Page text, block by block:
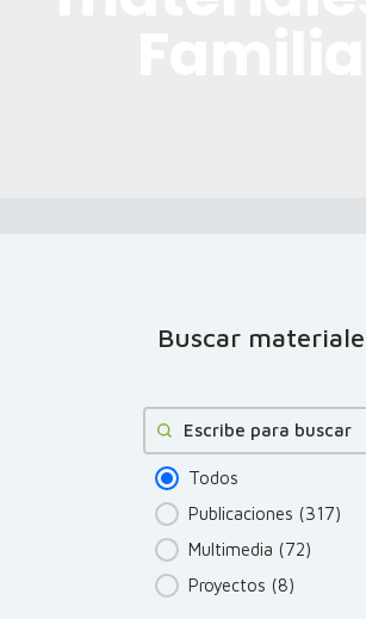
Buscar
Buscar
Todos
Publicaciones (317)
Multimedia (72)
Proyectos (8)